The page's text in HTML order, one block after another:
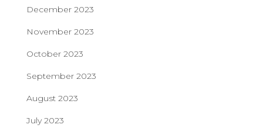
December 2023
November 2023
October 2023
September 2023
August 2023
July 2023